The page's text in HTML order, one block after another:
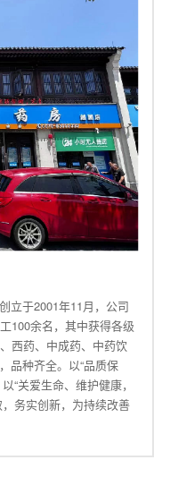
立于2001年11月，公司
100余名，其中获得各级
西药、中成药、中药饮
品种齐全。以“品质保
“关爱生命、维护健康，
务实创新，为持续改善